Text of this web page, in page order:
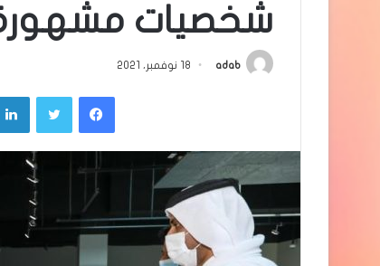
شخصيات
adab 18 نوفمبر، 2021
فيسبوكتويتر